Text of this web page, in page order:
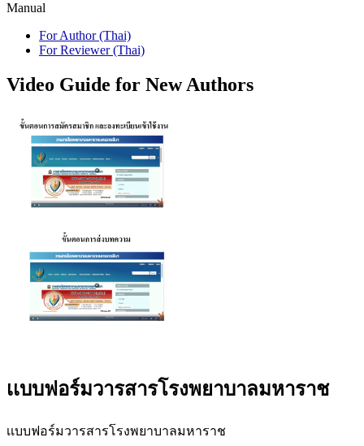
Manual
For Author (Thai)
For Reviewer (Thai)
Video Guide for New Authors
เเบบฟอร์มวารสารโรงพยาบาลมหาราช
เเบบฟอร์มวารสารโรงพยาบาลมหาราช